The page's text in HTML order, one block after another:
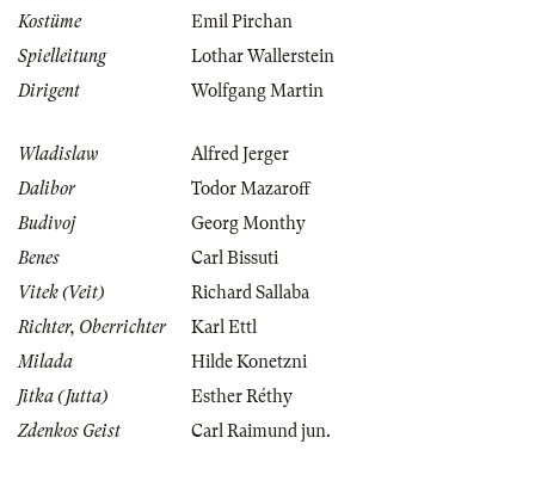
Kostüme
Emil Pirchan
Spielleitung
Lothar Wallerstein
Dirigent
Wolfgang Martin
Wladislaw
Alfred Jerger
Dalibor
Todor Mazaroff
Budivoj
Georg Monthy
Benes
Carl Bissuti
Vitek (Veit)
Richard Sallaba
Richter, Oberrichter
Karl Ettl
Milada
Hilde Konetzni
Jitka (Jutta)
Esther Réthy
Zdenkos Geist
Carl Raimund jun.